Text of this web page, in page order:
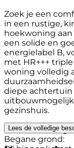
Zoek je een
in een rustige,
hoekwoning
een solide en
energielabel B,
met HR+++
woning volledig
diepe achtertuin
gezinshuis.
De Rondleiding.
Begane grond:
Lees de volledige